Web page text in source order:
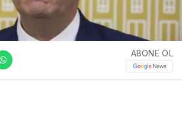
ABONE OL